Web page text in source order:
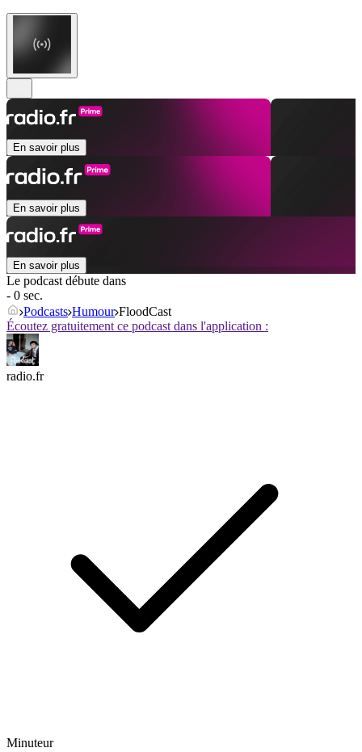
En savoir plus
En savoir plus
En savoir plus
Le podcast débute dans
- 0 sec.
Podcasts Humour FloodCast
Écoutez gratuitement ce podcast dans l'application :
radio.fr
Minuteur